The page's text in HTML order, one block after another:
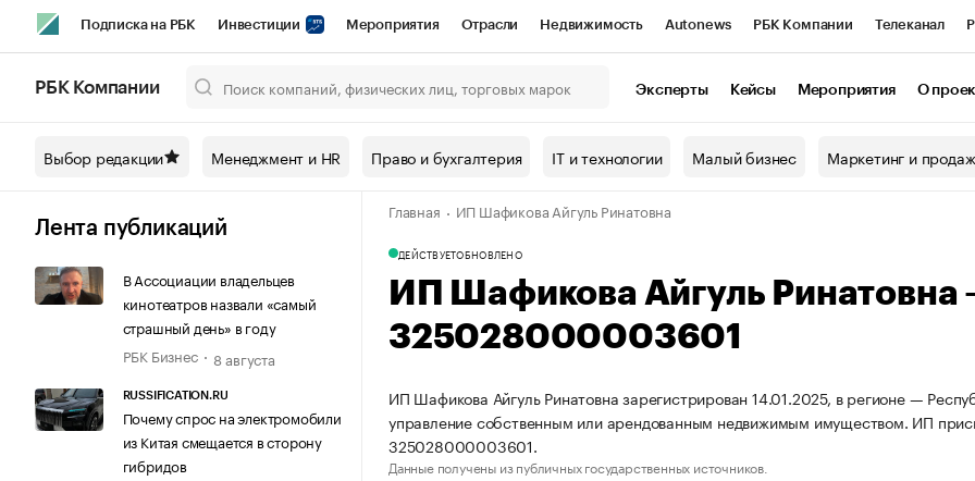
Подписка на РБК Инвестиции Мероприятия Отрасли Недвижимость Autonews РБК Компании Телеканал
Спецпроекты СПб Конференции СПб Спецпроекты Проверка контрагентов
Технологии и медиа Рынок наличной валюты
РБК Компании Эксперты Кейсы Мероприятия О
Выбор редакции Менеджмент и HR Право и бухгалтерия IT и технологии Малый бизнес Маркетинг и
Лента публикаций
В Ассоциации владельцев
кинотеатров назвали «самый
страшный день» в году
РБК Бизнес
8 августа
RUSSIFICATION.RU
Почему спрос на электромобили
из Китая смещается в сторону
гибридов
Главная ИП Шафикова Айгуль Ринатовна
ДЕЙСТВУЕТОБНОВЛЕНО
ИП Шафикова Айгуль
325028000003601
ИП Шафикова Айгуль Ринатовна зарегистрирован 14.01.2025, в регионе —
управление собственным или арендованным недвижимым имуществом. ИП
325028000003601.
Данные получены из публичных государственных источников.